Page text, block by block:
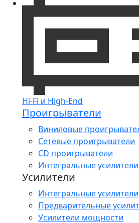
Hi-Fi и High-End
Проигрыватели
Виниловые
Сетевые проигрыватели
CD проигрыватели
Интегральные усилители
Усилители
Интегральные усилители
Предварительные
Усилители мощности